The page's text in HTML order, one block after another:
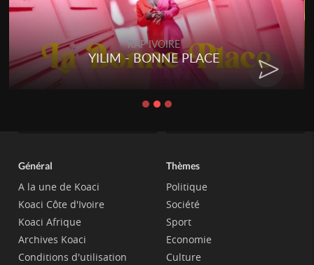
RAP IVOIRE
RENARD BARAKISSA - DOS DE
CHAT
Général
A la une de Koaci
Koaci Côte d'Ivoire
Koaci Afrique
Archives Koaci
Conditions d'utilisation
Thèmes
Politique
Société
Sport
Economie
Culture